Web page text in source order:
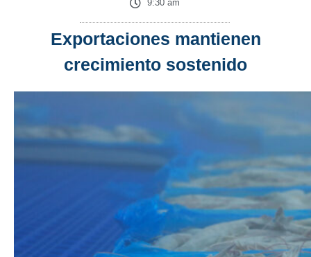
9:30 am
Exportaciones mantienen
crecimiento sostenido